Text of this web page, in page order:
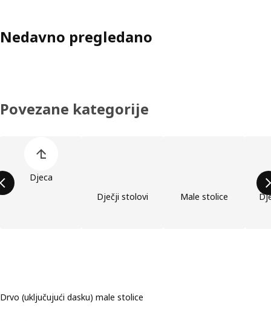
Nedavno pregledano
Povezane kategorije
Djeca
Dječji stolovi
Male stolice
Drvo (uključujući dasku) male stolice